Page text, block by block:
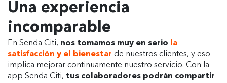
Una experiencia
incomparable
En Senda Citi, nos tomamos muy en serio
la
satisfacción y el bienestar de nuestros clientes, y eso
implica mejorar continuamente nuestro servicio. Con la
app Senda Citi, tus colaboradores podrán compartir